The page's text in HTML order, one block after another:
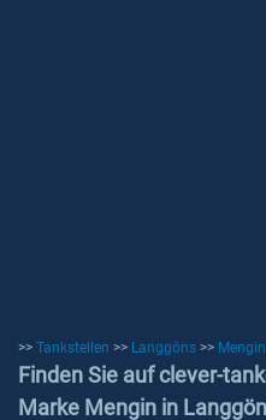
>> Tankstellen >> Langgöns >> Mengin
Finden Sie auf clever-
Marke Mengin in